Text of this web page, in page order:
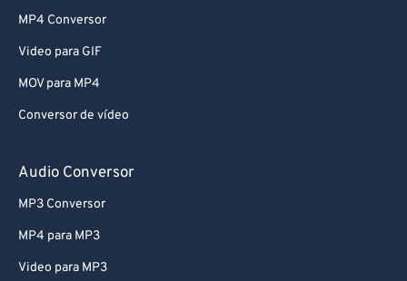
MP4 Conversor
Video para GIF
MOV para MP4
Conversor de vídeo
Audio Conversor
MP3 Conversor
MP4 para MP3
Video para MP3